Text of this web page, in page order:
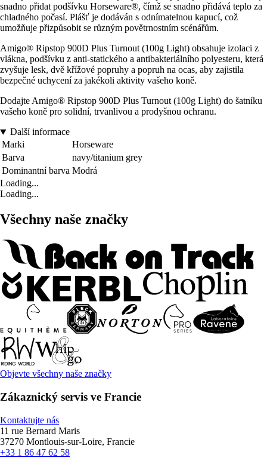
snadno přidat podšívku Horseware®, čímž se snadno přidává teplo za
chladného počasí. Plášť je dodáván s odnímatelnou kapucí, což
umožňuje přizpůsobit se různým povětrnostním scénářům.
Amigo® Ripstop 900D Plus Turnout (100g Light) obsahuje izolaci z
vlákna, podšívku z anti-statického a antibakteriálního polyesteru, která
zvyšuje lesk, dvě křížové popruhy a popruh na ocas, aby zajistila
bezpečné uchycení za jakékoli aktivity vašeho koně.
Dodajte Amigo® Ripstop 900D Plus Turnout (100g Light) do šatníku
vašeho koně pro solidní, trvanlivou a prodyšnou ochranu.
Další informace
Marki
Horseware
Barva
navy/titanium grey
Dominantní barva Modrá
Loading...
Loading...
Všechny naše značky
Objevte všechny naše značky
Zákaznický servis ve Francie
Kontaktujte nás
11 rue Bernard Maris
37270 Montlouis-sur-Loire, Francie
+33 1 86 47 62 58